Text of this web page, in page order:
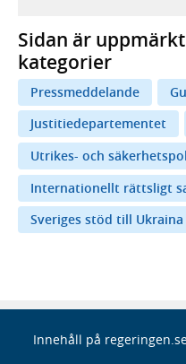
Sidan är
kategorier
Pressmeddelande
Justitiedepartementet
Utrikes- och
Internationellt rättsligt
Sveriges stöd till Ukraina
Innehåll på